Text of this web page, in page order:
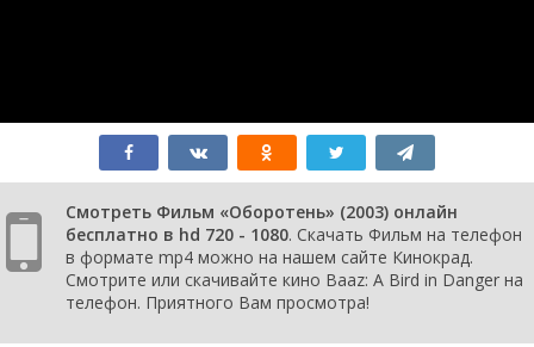
Смотреть Фильм «Оборотень» (2003) онлайн
бесплатно в hd 720 - 1080. Скачать Фильм на телефон
в формате mp4 можно на нашем сайте Кинокрад.
Смотрите или скачивайте кино Baaz: A Bird in Danger на
телефон. Приятного Вам просмотра!